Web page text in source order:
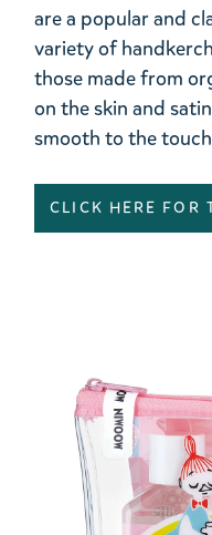
are a popular and
variety of
those made from
on the skin and
smooth to the
CLICK HERE FOR